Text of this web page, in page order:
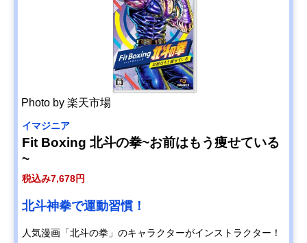
Photo by 楽天市場
イマジニア
Fit Boxing 北斗の拳~お前はもう痩せている
~
税込み7,678円
北斗神拳で運動習慣！
人気漫画「北斗の拳」のキャラクターがインストラクター！